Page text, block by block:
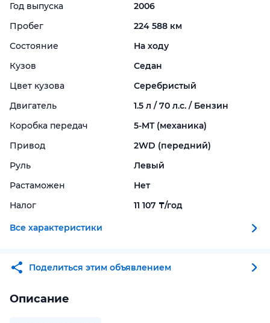
Год выпуска
2006
Пробег
224 588 км
Состояние
На ходу
Кузов
Седан
Цвет кузова
Серебристый
Двигатель
1.5 л / 70 л.с. / Бензин
Коробка передач
5-MT (механика)
Привод
2WD (передний)
Руль
Левый
Растаможен
Нет
Налог
11 107 ₸/год
Все характеристики
Поделиться этим объявлением
Описание